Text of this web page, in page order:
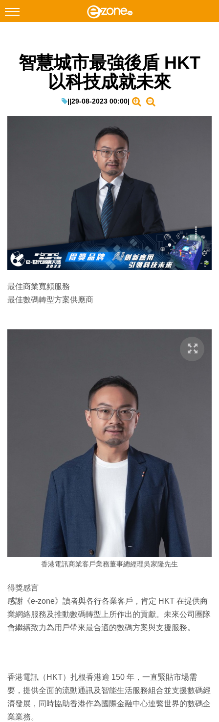
Facebook Instagram
遊戲動漫
生成式AI與雲端應用
Enterprise Digital Transformation
智慧城市最強後盾 HKT
以科技成就未來
||29-08-2023 00:00|
最佳商業寬頻服務
最佳數碼轉型方案供應商
香港電訊商業客戶業務董事總經理吳家隆先生
得獎感言
感謝《e-zone》讀者與各行各業客戶，肯定 HKT 在提供商
業網絡服務及推動數碼轉型上所作出的貢獻。未來公司團隊
會繼續致力為用戶帶來最合適的數碼方案與支援服務。
香港電訊（HKT）扎根香港逾 150 年，一直緊貼市場需
要，提供全面的流動通訊及智能生活服務組合並支援數碼經
濟發展，同時協助香港作為國際金融中心連繫世界的數碼企
業業務。